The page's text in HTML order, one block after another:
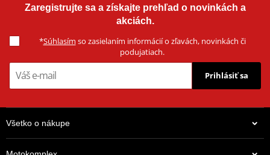
Zaregistrujte sa a získajte prehľad o novinkách a
akciách.
*Súhlasím so zasielaním informácií o zľavách, novinkách či
podujatiach.
Prihlásiť sa
Všetko o nákupe